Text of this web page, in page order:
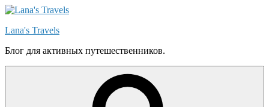
Skip
content
Lana's Travels
Блог для активных путешественников.